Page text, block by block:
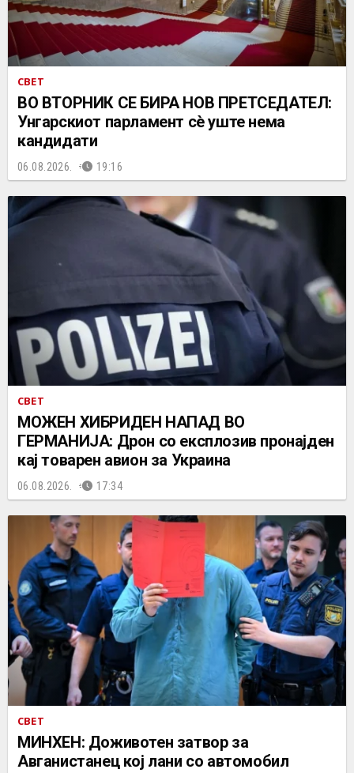
СВЕТ
ВО ВТОРНИК СЕ БИРА НОВ ПРЕТСЕДАТЕЛ:
Унгарскиот парламент сè уште нема
кандидати
06.08.2026. 19:16
СВЕТ
МОЖЕН ХИБРИДЕН НАПАД ВО
ГЕРМАНИЈА: Дрон со експлозив пронајден
кај товарен авион за Украина
06.08.2026. 17:34
СВЕТ
МИНХЕН: Доживотен затвор за
Авганистанец кој лани со автомобил